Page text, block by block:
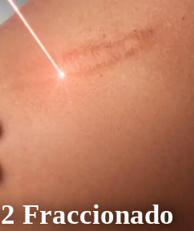
Fraccionado